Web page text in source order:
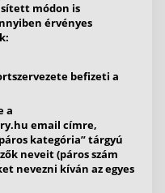
módon is
érvényes
befizeti a
a
email címre,
kategória” tárgyú
neveit (páros szám
nevezni kíván az egyes